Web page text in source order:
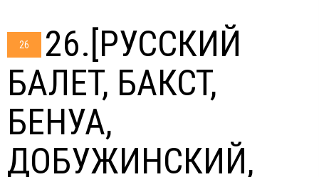
26
26.[РУССКИЙ
БАЛЕТ, БАКСТ,
БЕНУА,
ДОБУЖИНСКИЙ,